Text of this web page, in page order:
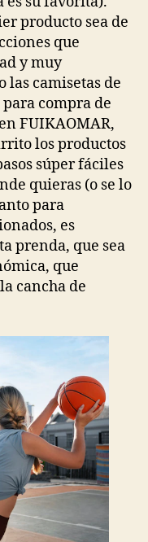
producto sea de
que
y muy
las camisetas de
compra de
FUIKAOMAR,
los productos
súper fáciles
quieras (o se lo
para
es
prenda, que sea
que
cancha de